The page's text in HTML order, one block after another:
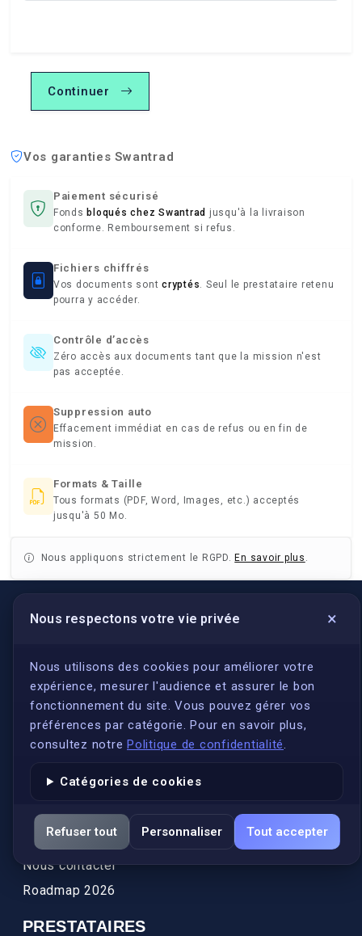
Continuer
Vos garanties Swantrad
Paiement sécurisé
Fonds bloqués chez Swantrad jusqu'à la livraison
conforme. Remboursement si refus.
Fichiers chiffrés
Vos documents sont cryptés. Seul le prestataire retenu
pourra y accéder.
Contrôle d’accès
Zéro accès aux documents tant que la mission n'est
pas acceptée.
Suppression auto
Effacement immédiat en cas de refus ou en fin de
mission.
Formats & Taille
Tous formats (PDF, Word, Images, etc.) acceptés
jusqu'à 50 Mo.
Nous appliquons strictement le RGPD. En savoir plus .
Nous respectons votre vie privée ×
Nous utilisons des cookies pour améliorer votre
expérience, mesurer l'audience et assurer le bon
fonctionnement du site. Vous pouvez gérer vos
préférences par catégorie. Pour en savoir plus,
consultez notre Politique de confidentialité.
Catégories de cookies
Refuser tout Personnaliser Tout accepter
LIENS UTILES
S'inscrire
Qui sommes-nous ?
Conformité
Annuaires des traducteurs assermentés
Actualités
Services
FAQ
Nous contacter
Roadmap 2026
PRESTATAIRES